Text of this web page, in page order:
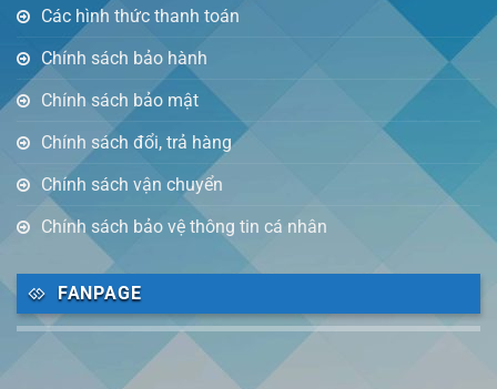
Các hình thức thanh toán
Chính sách bảo hành
Chính sách bảo mật
Chính sách đổi, trả hàng
Chính sách vận chuyển
Chính sách bảo vệ thông tin cá nhân
FANPAGE